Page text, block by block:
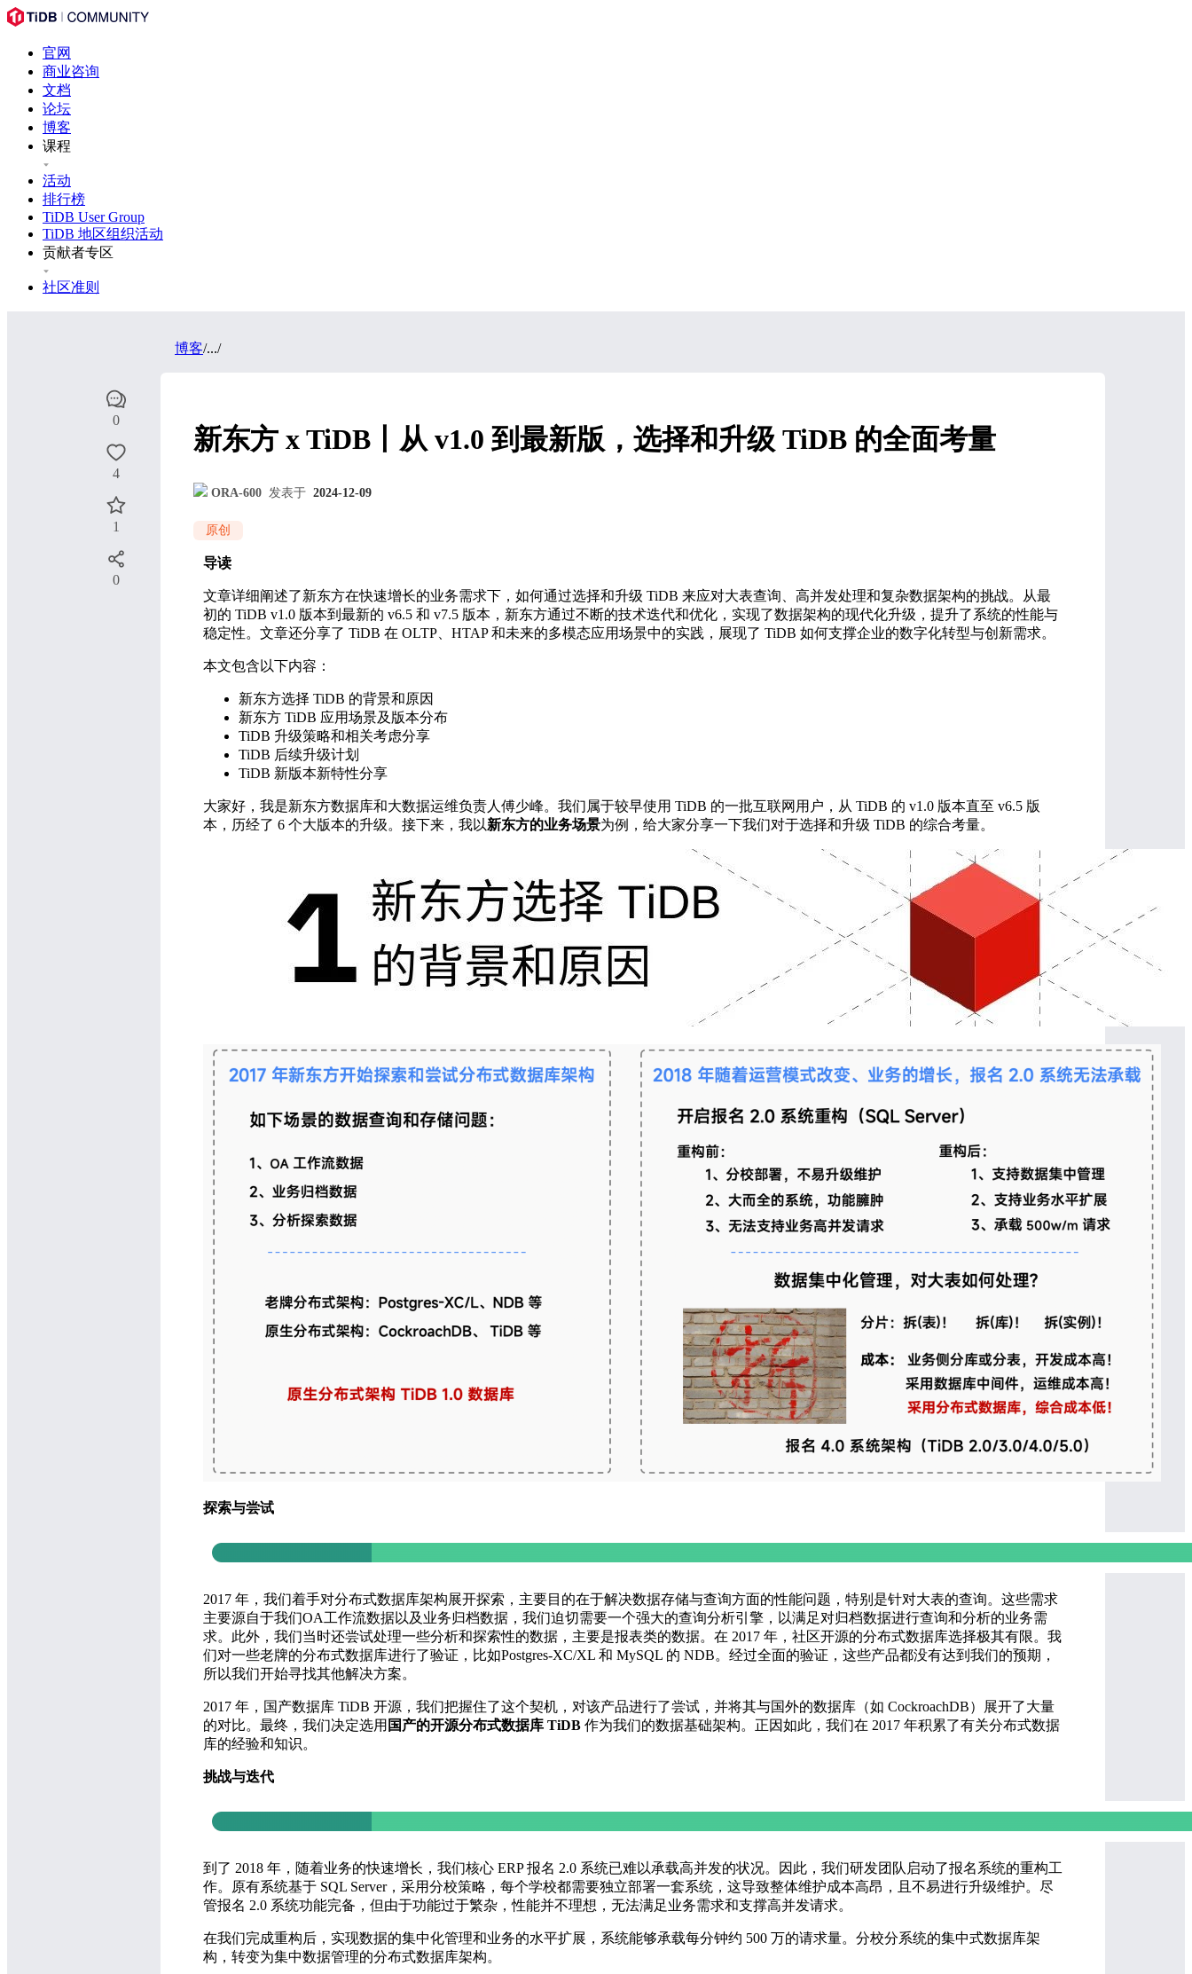
官网
商业咨询
文档
论坛
博客
课程
活动
排行榜
TiDB User Group
TiDB 地区组织活动
贡献者专区
社区准则
0
4
1
0
博客/.../
新东方 x TiDB丨从 v1.0 到最新版，选择和升级 TiDB 的全面考量
ORA-600 发表于 2024-12-09
原创
导读
文章详细阐述了新东方在快速增长的业务需求下，如何通过选择和升级 TiDB 来应对大表查询、高并发处理和复杂数据架构的挑战。从最
初的 TiDB v1.0 版本到最新的 v6.5 和 v7.5 版本，新东方通过不断的技术迭代和优化，实现了数据架构的现代化升级，提升了系统的性能与
稳定性。文章还分享了 TiDB 在 OLTP、HTAP 和未来的多模态应用场景中的实践，展现了 TiDB 如何支撑企业的数字化转型与创新需求。
本文包含以下内容：
新东方选择 TiDB 的背景和原因
新东方 TiDB 应用场景及版本分布
TiDB 升级策略和相关考虑分享
TiDB 后续升级计划
TiDB 新版本新特性分享
大家好，我是新东方数据库和大数据运维负责人傅少峰。我们属于较早使用 TiDB 的一批互联网用户，从 TiDB 的 v1.0 版本直至 v6.5 版
本，历经了 6 个大版本的升级。接下来，我以新东方的业务场景为例，给大家分享一下我们对于选择和升级 TiDB 的综合考量。
探索与尝试
2017 年，我们着手对分布式数据库架构展开探索，主要目的在于解决数据存储与查询方面的性能问题，特别是针对大表的查询。这些需求
主要源自于我们OA工作流数据以及业务归档数据，我们迫切需要一个强大的查询分析引擎，以满足对归档数据进行查询和分析的业务需
求。此外，我们当时还尝试处理一些分析和探索性的数据，主要是报表类的数据。在 2017 年，社区开源的分布式数据库选择极其有限。我
们对一些老牌的分布式数据库进行了验证，比如Postgres-XC/XL 和 MySQL 的 NDB。经过全面的验证，这些产品都没有达到我们的预期，
所以我们开始寻找其他解决方案。
2017 年，国产数据库 TiDB 开源，我们把握住了这个契机，对该产品进行了尝试，并将其与国外的数据库（如 CockroachDB）展开了大量
的对比。最终，我们决定选用 国产的开源分布式数据库 TiDB 作为我们的数据基础架构。正因如此，我们在 2017 年积累了有关分布式数据
库的经验和知识。
挑战与迭代
到了 2018 年，随着业务的快速增长，我们核心 ERP 报名 2.0 系统已难以承载高并发的状况。因此，我们研发团队启动了报名系统的重构工
作。原有系统基于 SQL Server，采用分校策略，每个学校都需要独立部署一套系统，这导致整体维护成本高昂，且不易进行升级维护。尽
管报名 2.0 系统功能完备，但由于功能过于繁杂，性能并不理想，无法满足业务需求和支撑高并发请求。
在我们完成重构后，实现数据的集中化管理和业务的水平扩展，系统能够承载每分钟约 500 万的请求量。分校分系统的集中式数据库架
构，转变为集中数据管理的分布式数据库架构。